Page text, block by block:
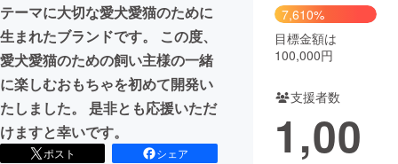
テーマに大切な愛犬愛猫のために
生まれたブランドです。 この度、
愛犬愛猫のための飼い主様の一緒
に楽しむおもちゃを初めて開発い
たしました。 是非とも応援いただ
けますと幸いです。
ポスト
シェア
7,610%
目標金額は
100,000円
支援者数
1,00